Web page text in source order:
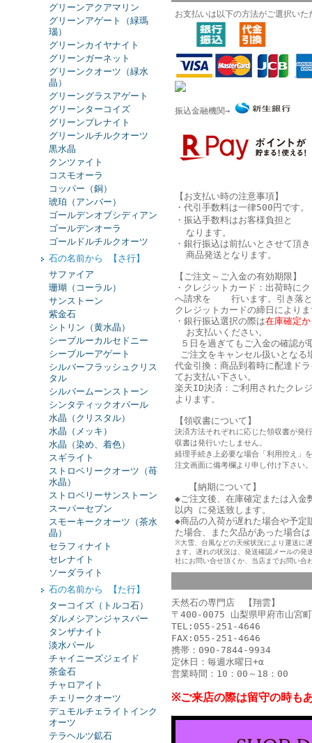
グリーンアクアマリン
グリーンアゲート（緑瑪
瑙）
グリーンカイヤナイト
グリーンガーネット
グリーンクオーツ（緑水
晶）
グリーングラスアゲート
グリーンターコイズ
グリーンプレナイト
グリーンルチルクオーツ
黒水晶
クンツァイト
コスモオーラ
コッパー（銅）
琥珀（アンバー）
ゴールデンオブシディアン
ゴールデンオーラ
ゴールドルチルクオーツ
石の名前から 【さ行】
サファイア
珊瑚（コーラル）
サンストーン
紫金石
シトリン（黄水晶）
シーブルーカルセドニー
シーブルーアゲート
シルバーフラッシュクリス
タル
シルバームーンストーン
シンタティックオパール
水晶（クリスタル）
水晶（メッキ）
水晶（染め、着色）
スギライト
ストロベリークオーツ（苺
水晶）
ストロベリーサンストーン
スーパーセブン
スモーキークオーツ（茶水
晶）
セラフィナイト
セレナイト
ソーダライト
石の名前から 【た行】
ターコイズ（トルコ石）
ダルメシアンジャスパー
タンザナイト
淡水パール
チャイニーズジェイド
茶金石
チャロアイト
チェリークオーツ
デュモルチェライトインク
オーツ
テラヘルツ鉱石
お支払いは以下の方法がご選択いた
振込金融機関→
【お支払い時の注意事項】
・代引手数料は一律500円です。
・振込手数料はお客様負担と
なります。
・銀行振込は前払いとさせて頂
商品発送となります。
【ご注文～ご入金の有効期限】
・クレジットカード：出荷時に
へ請求を 行います。引き落と
クレジットカードの締日により
・銀行振込選択の際は在庫確定
お支払いください。
５日を過ぎてもご入金の確認が
ご注文をキャンセル扱いとなる
代金引換：商品到着時に配達ド
てお支払い下さい。
楽天ID決済：ご利用されたクレ
よります。
【領収書について】
決済方法それぞれに応じた領収書が発
収書は発行いたしません。
経理手続き上必要な場合「利用控え」
注文画面に備考欄より申し付け下さい。
【納期について】
◆ご注文後、在庫確定または入
以内 に発送致します。
◆商品の入荷が遅れた場合や予定
た場合、また欠品があった場合
※大雪、台風などの天候状況により運送に
ます。遅れの状況は、発送確認メールの発
社にお問い合せ頂くか、当店までお問い合
天然石の専門店 【翔雲】
〒400-0075 山梨県甲府市山宮
TEL:055-251-4646
FAX:055-251-4646
携帯：090-7844-9934
定休日：毎週水曜日+α
営業時間：10：00～18：00
※ご来店の際は留守の時も